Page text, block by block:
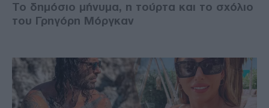
Το δημόσιο μήνυμα, η τούρτα και το σχόλιο
του Γρηγόρη Μόργκαν